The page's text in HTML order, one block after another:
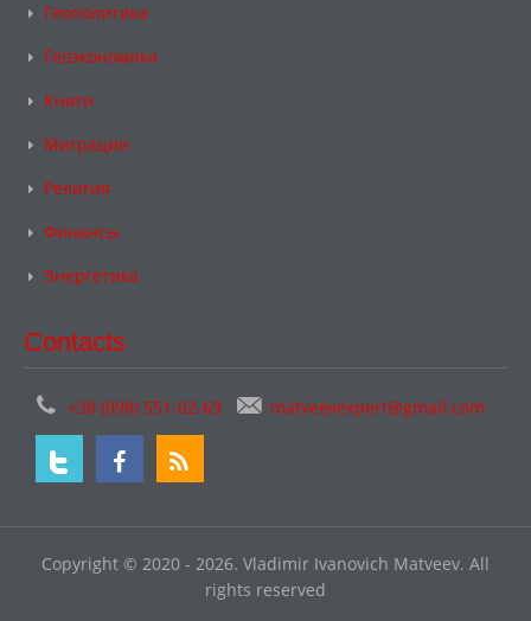
Геополитика
Геоэкономика
Книги
Миграции
Религия
Финансы
Энергетика
Contacts
+38 (098) 551-02-69 matveevexpert@gmail.com
Copyright © 2020 - 2026. Vladimir Ivanovich Matveev. All
rights reserved